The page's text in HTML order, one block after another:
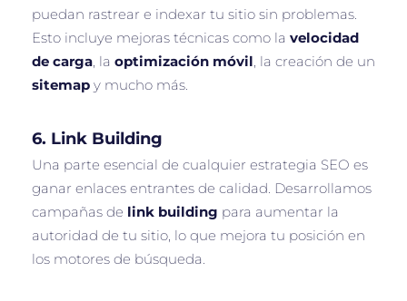
puedan rastrear e indexar tu sitio sin problemas.
Esto incluye mejoras técnicas como la velocidad
de carga , la optimización móvil , la creación de un
sitemap y mucho más.
6. Link Building
Una parte esencial de cualquier estrategia SEO es
ganar enlaces entrantes de calidad. Desarrollamos
campañas de link building para aumentar la
autoridad de tu sitio, lo que mejora tu posición en
los motores de búsqueda.